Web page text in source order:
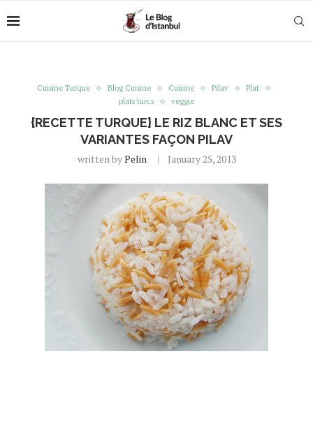
Cuisine Turque Blog Cuisine Cuisine Pilav
Plat
plats turcs
veggie
{RECETTE TURQUE} LE RIZ BLANC ET SES
VARIANTES FAÇON PILAV
written byPelin January 25, 2013